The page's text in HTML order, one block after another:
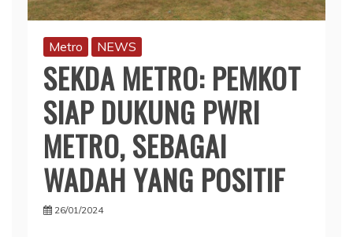
Metro NEWS
SEKDA METRO: PEMKOT
SIAP DUKUNG PWRI
METRO, SEBAGAI
WADAH YANG POSITIF
26/01/2024